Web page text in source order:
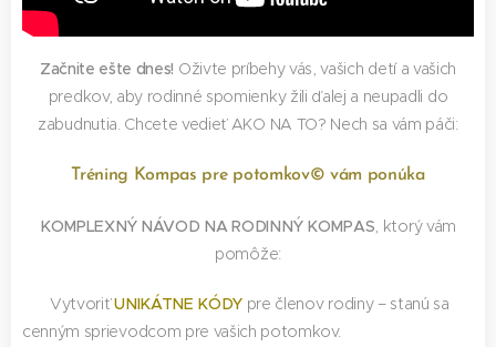
Začnite ešte dnes! Oživte príbehy vás, vašich detí a vašich
predkov, aby rodinné spomienky žili ďalej a neupadli do
zabudnutia. Chcete vedieť AKO NA TO? Nech sa vám páči:
Tréning Kompas pre potomkov© vám ponúka
KOMPLEXNÝ NÁVOD NA RODINNÝ KOMPAS , ktorý vám
pomôže:
💡 Vytvoriť UNIKÁTNE KÓDY pre členov rodiny – stanú sa
cenným sprievodcom pre vašich potomkov.